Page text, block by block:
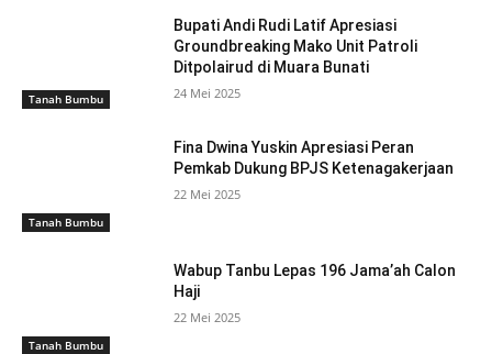
Tanah Bumbu
Bupati Andi Rudi Latif Apresiasi
Groundbreaking Mako Unit Patroli
Ditpolairud di Muara Bunati
24 Mei 2025
Tanah Bumbu
Fina Dwina Yuskin Apresiasi Peran
Pemkab Dukung BPJS Ketenagakerjaan
22 Mei 2025
Tanah Bumbu
Wabup Tanbu Lepas 196 Jama’ah Calon
Haji
22 Mei 2025